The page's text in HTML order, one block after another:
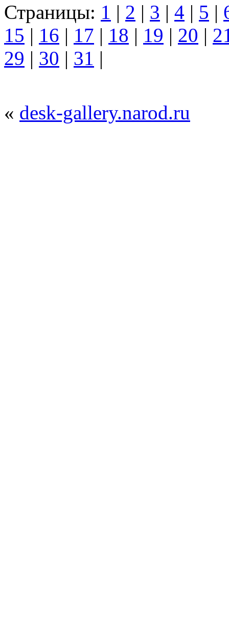
Страницы: 1 | 2 | 3 | 4 | 5 |
15 | 16 | 17 | 18 | 19 | 20 |
29 | 30 | 31 |
« desk-gallery.narod.ru